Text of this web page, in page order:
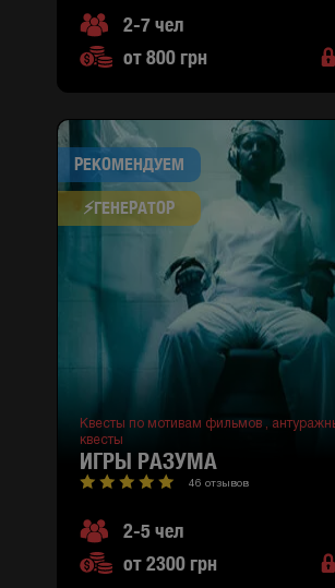
2-7 чел
от 800 грн
РЕКОМЕНДУЕМ
⚡​ГЕНЕРАТОР
Квесты по мотивам фильмов ,
квесты
ИГРЫ РАЗУМА
46 отзывов
2-5 чел
от 2300 грн